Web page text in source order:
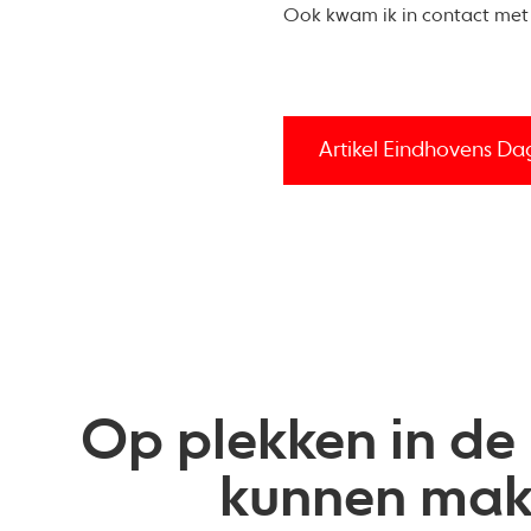
Ook kwam ik in contact
Artikel Eindhovens
Op plekken in
kunnen